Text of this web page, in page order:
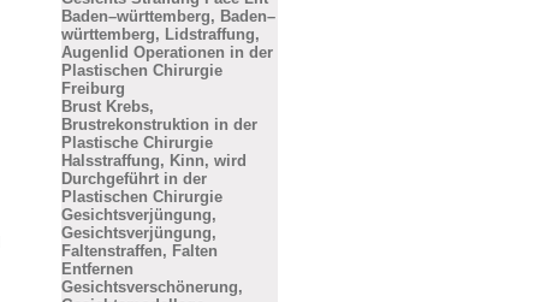
Baden–württemberg, Baden–
württemberg, Lidstraffung,
Augenlid Operationen in der
Plastischen Chirurgie
Freiburg
Brust Krebs,
Brustrekonstruktion in der
Plastische Chirurgie
Halsstraffung, Kinn, wird
Durchgeführt in der
Plastischen Chirurgie
Gesichtsverjüngung,
Gesichtsverjüngung,
Faltenstraffen, Falten
Entfernen
Gesichtsverschönerung,